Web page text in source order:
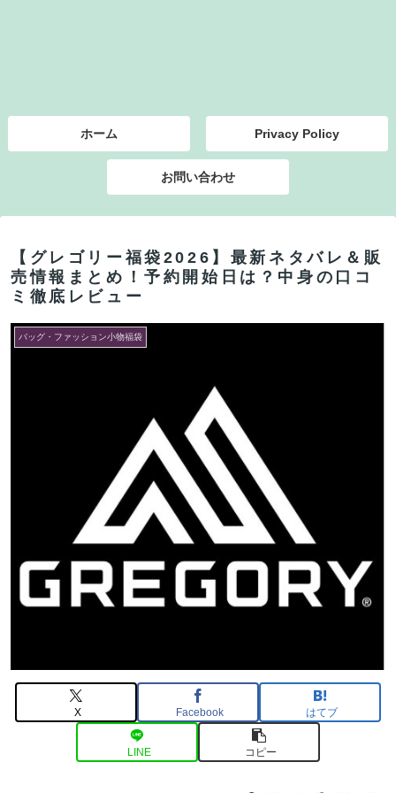
ホーム Privacy Policy
お問い合わせ
【グレゴリー福袋2026】最新ネタバレ＆販
売情報まとめ！予約開始日は？中身の口コ
ミ徹底レビュー
バッグ・ファッション小物福袋
X Facebook はてブ
LINE コピー